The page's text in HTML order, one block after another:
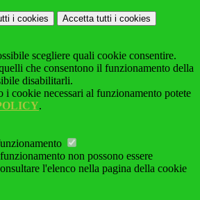
i cookies Accetta tutti i cookies
scegliere quali cookie consentire.
che consentono il funzionamento della
disabilitarli.
i cookie necessari al funzionamento potete
.
non possono essere
l'elenco nella pagina della cookie